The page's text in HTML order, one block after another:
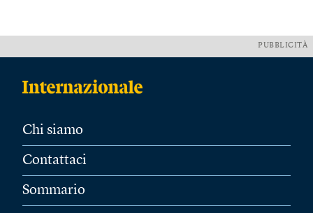
PUBBLICITÀ
Chi siamo
Contattaci
Sommario